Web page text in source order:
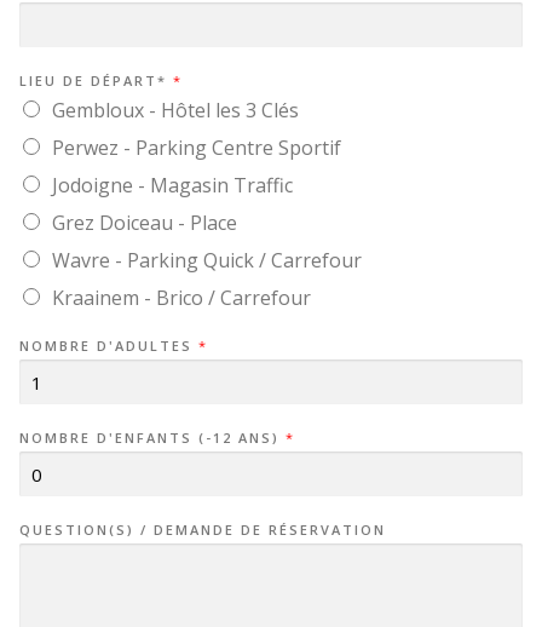
LIEU DE DÉPART* *
Gembloux - Hôtel les 3 Clés
Perwez - Parking Centre Sportif
Jodoigne - Magasin Traffic
Grez Doiceau - Place
Wavre - Parking Quick / Carrefour
Kraainem - Brico / Carrefour
NOMBRE D'ADULTES *
NOMBRE D'ENFANTS (-12 ANS) *
QUESTION(S) / DEMANDE DE RÉSERVATION